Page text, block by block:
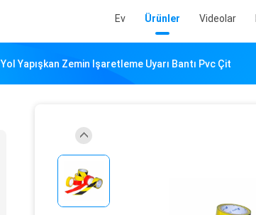
Ev Ürünler Videolar
Yol Yapışkan Zemin Işaretleme Uyarı Bantı Pvc Çit